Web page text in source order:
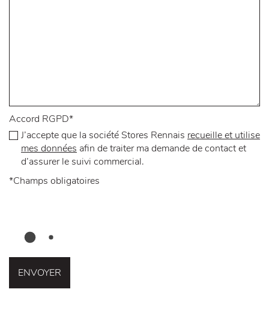
Accord RGPD*
J’accepte que la société Stores Rennais recueille et utilise
mes données afin de traiter ma demande de contact et
d’assurer le suivi commercial.
*Champs obligatoires